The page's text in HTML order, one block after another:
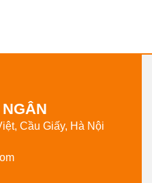
Cầu Giấy, Hà Nội